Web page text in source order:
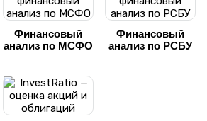
Финансовый
анализ по МСФО
Финансовый
анализ по РСБУ